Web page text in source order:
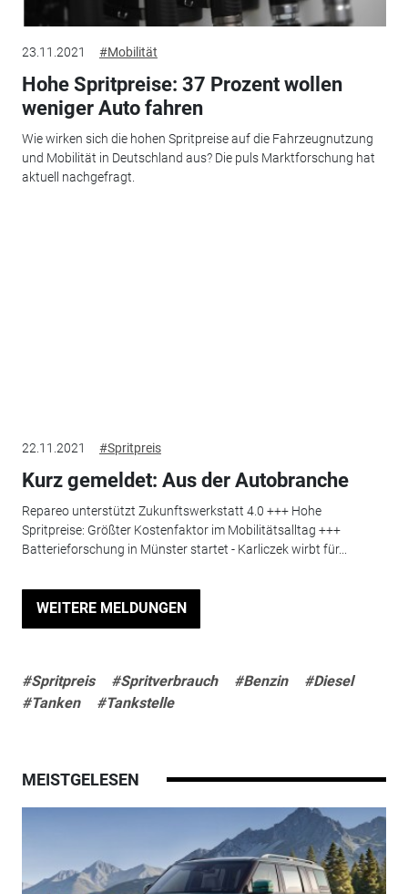
23.11.2021 #Mobilität
Hohe Spritpreise: 37 Prozent wollen
weniger Auto fahren
Wie wirken sich die hohen Spritpreise auf die Fahrzeugnutzung
und Mobilität in Deutschland aus? Die puls Marktforschung hat
aktuell nachgefragt.
22.11.2021 #Spritpreis
Kurz gemeldet: Aus der Autobranche
Repareo unterstützt Zukunftswerkstatt 4.0 +++ Hohe
Spritpreise: Größter Kostenfaktor im Mobilitätsalltag +++
Batterieforschung in Münster startet - Karliczek wirbt für...
WEITERE MELDUNGEN
#Spritpreis #Spritverbrauch #Benzin
#Diesel
#Tanken
#Tankstelle
MEISTGELESEN